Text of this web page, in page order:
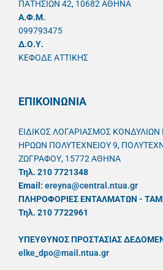
ΠΑΤΗΣΙΩΝ 42, 10682 ΑΘΗΝΑ
A.Φ.Μ.
099793475
Δ.Ο.Υ.
ΚΕΦΟΔΕ ΑΤΤΙΚΗΣ
ΕΠΙΚΟΙΝΩΝΙΑ
ΕΙΔΙΚΟΣ ΛΟΓΑΡΙΑΣΜΟΣ
ΗΡΩΩΝ ΠΟΛΥΤΕΧΝΕΙΟΥ 9,
ΖΩΓΡΑΦΟΥ, 15772 ΑΘΗΝΑ
Τηλ. 210 7721348
Email: ereyna@central.ntua.gr
ΠΛΗΡΟΦΟΡΙΕΣ ΕΝΤΑΛΜΑΤΩΝ -
Τηλ. 210 7722961
ΥΠΕΥΘYΝΟΣ ΠΡΟΣΤΑΣΙΑΣ
elke_dpo@mail.ntua.gr